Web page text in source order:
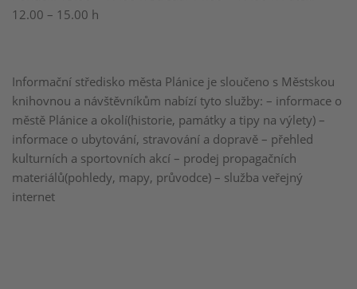
Informační středisko města Plánice je sloučeno s Městskou
knihovnou a návštěvníkům nabízí tyto služby: – informace o
městě Plánice a okolí(historie, památky a tipy na výlety) –
informace o ubytování, stravování a dopravě – přehled
kulturních a sportovních akcí – prodej propagačních
materiálů(pohledy, mapy, průvodce) – služba veřejný
internet
12.00 – 15.00 h